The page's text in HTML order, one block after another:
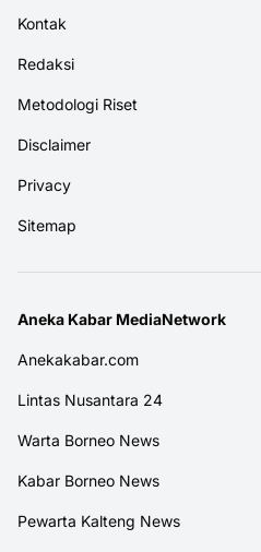
Kontak
Redaksi
Metodologi Riset
Disclaimer
Privacy
Sitemap
Aneka Kabar MediaNetwork
Anekakabar.com
Lintas Nusantara 24
Warta Borneo News
Kabar Borneo News
Pewarta Kalteng News